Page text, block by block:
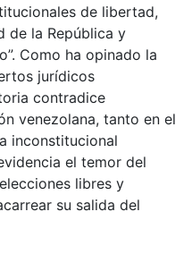
de libertad,
de la República y
Como ha opinado la
jurídicos
contradice
venezolana, tanto en el
inconstitucional
el temor del
libres y
su salida del